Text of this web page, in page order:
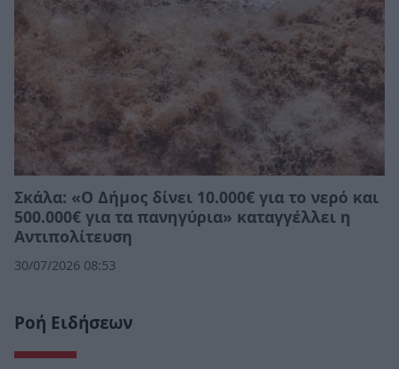
Σκάλα: «Ο Δήμος δίνει 10.000€ για το νερό και
500.000€ για τα πανηγύρια» καταγγέλλει η
Αντιπολίτευση
30/07/2026 08:53
Ροή Ειδήσεων